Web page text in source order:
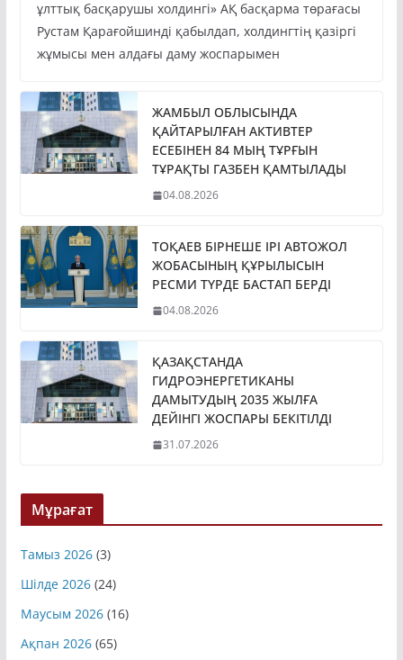
ұлттық басқарушы холдингі» АҚ басқарма төрағасы
Рустам Қарағойшинді қабылдап, холдингтің қазіргі
жұмысы мен алдағы даму жоспарымен
ЖАМБЫЛ ОБЛЫСЫНДА
ҚАЙТАРЫЛҒАН АКТИВТЕР
ЕСЕБІНЕН 84 МЫҢ ТҰРҒЫН
ТҰРАҚТЫ ГАЗБЕН ҚАМТЫЛАДЫ
04.08.2026
ТОҚАЕВ БІРНЕШЕ ІРІ АВТОЖОЛ
ЖОБАСЫНЫҢ ҚҰРЫЛЫСЫН
РЕСМИ ТҮРДЕ БАСТАП БЕРДІ
04.08.2026
ҚАЗАҚСТАНДА
ГИДРОЭНЕРГЕТИКАНЫ
ДАМЫТУДЫҢ 2035 ЖЫЛҒА
ДЕЙІНГІ ЖОСПАРЫ БЕКІТІЛДІ
31.07.2026
Мұрағат
Тамыз 2026(3)
Шілде 2026(24)
Маусым 2026(16)
Ақпан 2026(65)